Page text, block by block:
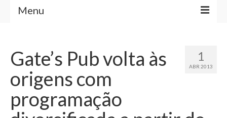
Menu
Fernando Fidelis
Café com Fidelis
Notícias Brasília
1
ABR 2013
Gate’s Pub volta às
origens com
programação